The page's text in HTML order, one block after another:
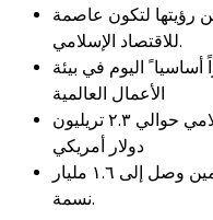
دبي خلال العام ٢٠١٣عن رؤيتها لتكون عاصمة
للاقتصاد الإسلامي.
أساسيا ً اليوم في بيئة
الأعمال العالمية
حيث بلغ حجم الاقتصاد الإسلامي حوالي ٢.٣ تريليون
دولار أمريكي
بنمو في عدد السكان المسلمين وصل إلى ١.٦ مليار
نسمة.